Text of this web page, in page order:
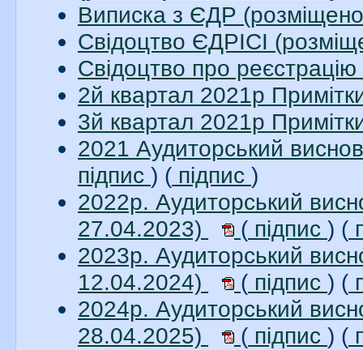
Виписка з ЄДР
Свідоцтво ЄДРІСІ
Свідоцтво про
2й квартал 2021р
3й квартал 2021р
2021 Аудиторський
підпис ) ( підпис )
2022р. Аудиторський
27.04.2023)
( підпис ) (
2023р. Аудиторський
12.04.2024)
( підпис ) (
2024р. Аудиторський
28.04.2025)
( підпис ) (